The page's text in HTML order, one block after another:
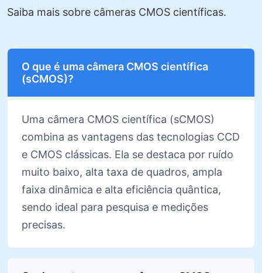
Saiba mais sobre câmeras CMOS científicas.
O que é uma câmera CMOS científica
(sCMOS)?
Uma câmera CMOS científica (sCMOS)
combina as vantagens das tecnologias CCD
e CMOS clássicas. Ela se destaca por ruído
muito baixo, alta taxa de quadros, ampla
faixa dinâmica e alta eficiência quântica,
sendo ideal para pesquisa e medições
precisas.